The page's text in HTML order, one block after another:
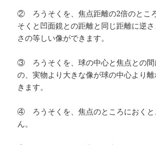
② ろうそくを、焦点距離の2倍のとこ
そくと凹面鏡との距離と同じ距離に逆
さの等しい像ができます。
③ ろうそくを、球の中心と焦点との間
の、実物より大きな像が球の中心より
きます。
④ ろうそくを、焦点のところにおくと
ん。